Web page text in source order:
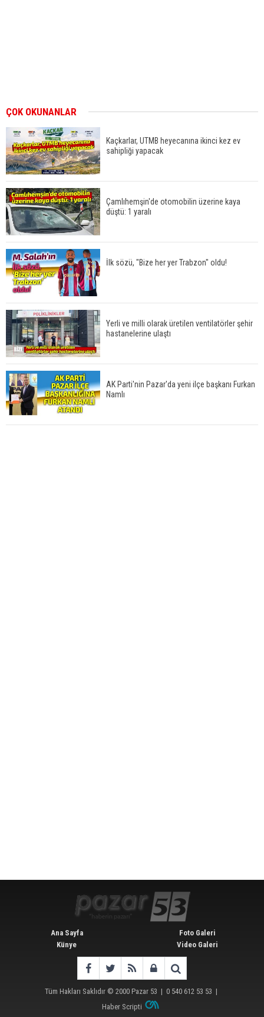
ÇOK OKUNANLAR
Kaçkarlar, UTMB heyecanına ikinci kez ev
sahipliği yapacak
Çamlıhemşin'de otomobilin üzerine kaya
düştü: 1 yaralı
İlk sözü, "Bize her yer Trabzon" oldu!
Yerli ve milli olarak üretilen ventilatörler şehir
hastanelerine ulaştı
AK Parti'nin Pazar'da yeni ilçe başkanı Furkan
Namlı
Ana Sayfa
Künye
Foto Galeri
Video Galeri
Tüm Hakları Saklıdır © 2000 Pazar 53 | 0 540 612 53 53 |
Haber Scripti